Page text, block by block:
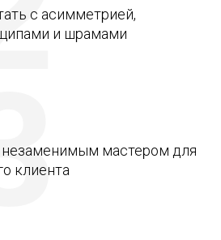
с асимметрией,
и шрамами
мастером для
клиента